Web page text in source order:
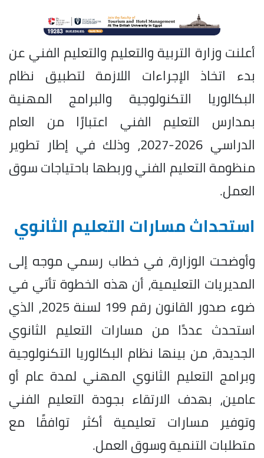
أعلنت وزارة التربية والتعليم والتعليم الفني عن
بدء اتخاذ الإجراءات اللازمة لتطبيق نظام
البكالوريا التكنولوجية والبرامج المهنية
بمدارس التعليم الفني اعتبارًا من العام
الدراسي 2026-2027، وذلك في إطار تطوير
منظومة التعليم الفني وربطها باحتياجات سوق
العمل.
استحداث مسارات التعليم الثانوي
وأوضحت الوزارة، في خطاب رسمي موجه إلى
المديريات التعليمية، أن هذه الخطوة تأتي في
ضوء صدور القانون رقم 199 لسنة 2025، الذي
استحدث عددًا من مسارات التعليم الثانوي
الجديدة، من بينها نظام البكالوريا التكنولوجية
وبرامج التعليم الثانوي المهني لمدة عام أو
عامين، بهدف الارتقاء بجودة التعليم الفني
وتوفير مسارات تعليمية أكثر توافقًا مع
متطلبات التنمية وسوق العمل.